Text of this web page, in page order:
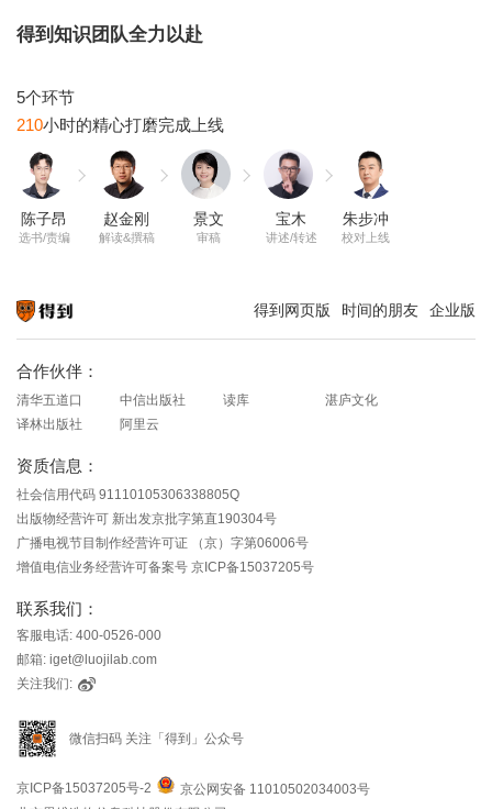
得到知识团队全力以赴
210
陈子昂
选书/责编
赵金刚
解读&撰稿
景文
审稿
宝木
讲述/转述
朱步冲
校对上线
得到网页版 时间的朋友 企业版
合作伙伴：
清华五道口 中信出版社 读库
湛庐文化
译林出版社
阿里云
资质信息：
社会信用代码 91110105306338805Q
出版物经营许可 新出发京批字第直190304号
广播电视节目制作经营许可证 （京）字第06006号
增值电信业务经营许可备案号 京ICP备15037205号
联系我们：
客服电话: 400-0526-000
邮箱: iget@luojilab.com
关注我们:
微信扫码 关注「得到」公众号
京ICP备15037205号-2
京公网安备 11010502034003号